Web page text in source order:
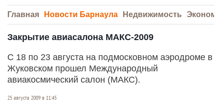
Главная Новости Барнаула Недвижимость
Закрытие авиасалона МАКС-2009
С 18 по 23 августа на подмосковном аэродроме в
Жуковском прошел Международный
авиакосмический салон (МАКС).
25 августа 2009 в 11:45